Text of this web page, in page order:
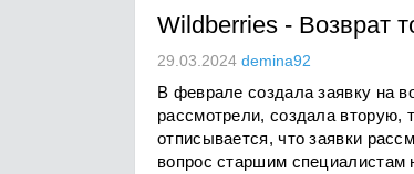
Wildberries - Возврат
29.03.2024 demina92
В феврале создала заявку на
рассмотрели, создала вторую,
отписывается, что заявки
вопрос старшим специалистам